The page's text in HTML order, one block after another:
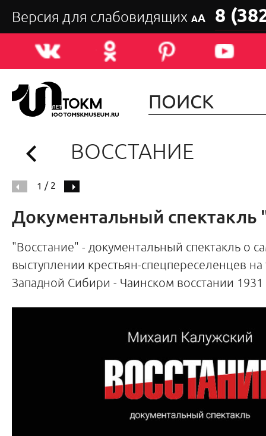
Версия для слабовидящих АА 8
ВОССТАНИЕ
1 / 2
Документальный спектакль
"Восстание" - документальный спектакль о
выступлении крестьян-спецпереселенцев
Западной Сибири - Чаинском восстании 1931